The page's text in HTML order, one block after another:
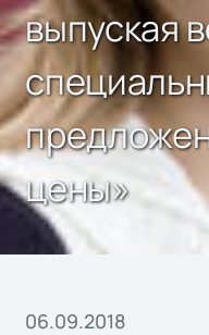
выпуская
цены»
06.09.2018